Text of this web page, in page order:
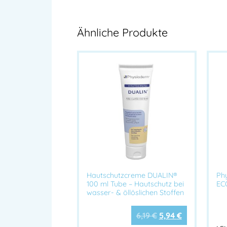
Ähnliche Produkte
Hautschutzcreme DUALIN®
100 ml Tube – Hautschutz bei
wasser- & öllöslichen Stoffen
6,19€ 5,94 €